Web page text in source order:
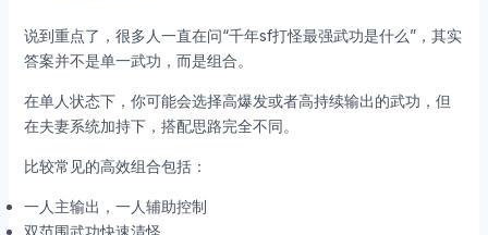
说到重点了，很多人一直在问“千年sf打怪最强武功是什么”，其实
答案并不是单一武功，而是组合。
在单人状态下，你可能会选择高爆发或者高持续输出的武功，但
在夫妻系统加持下，搭配思路完全不同。
比较常见的高效组合包括：
一人主输出，一人辅助控制
双范围武功快速清怪